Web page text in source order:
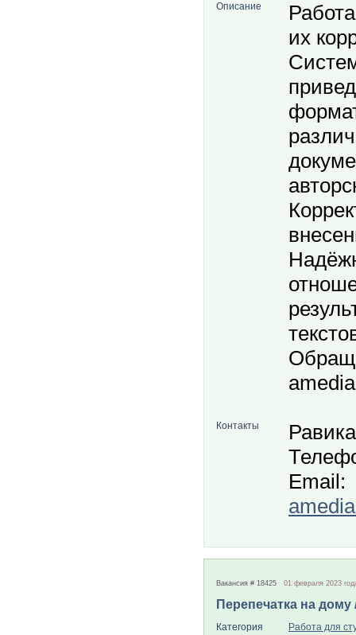
Описание
их
Контакты
Email:
Вакансия # 18425 01 февраля 2023
Перепечатка на
Категория Работа для